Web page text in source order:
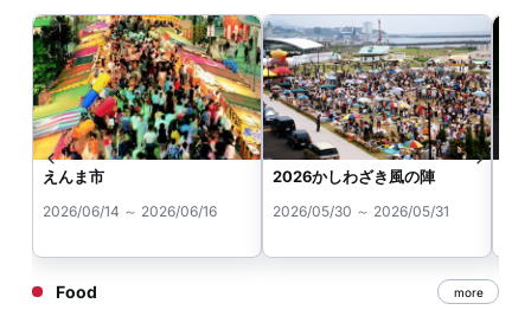
えんま市
2026/06/14 ～ 2026/06/16
2026かしわざき風の陣
2026/05/30 ～ 2026/05/31
Food more